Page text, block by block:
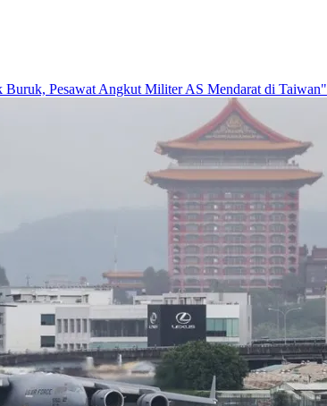
Pesawat Angkut Militer AS Mendarat di Taiwan"